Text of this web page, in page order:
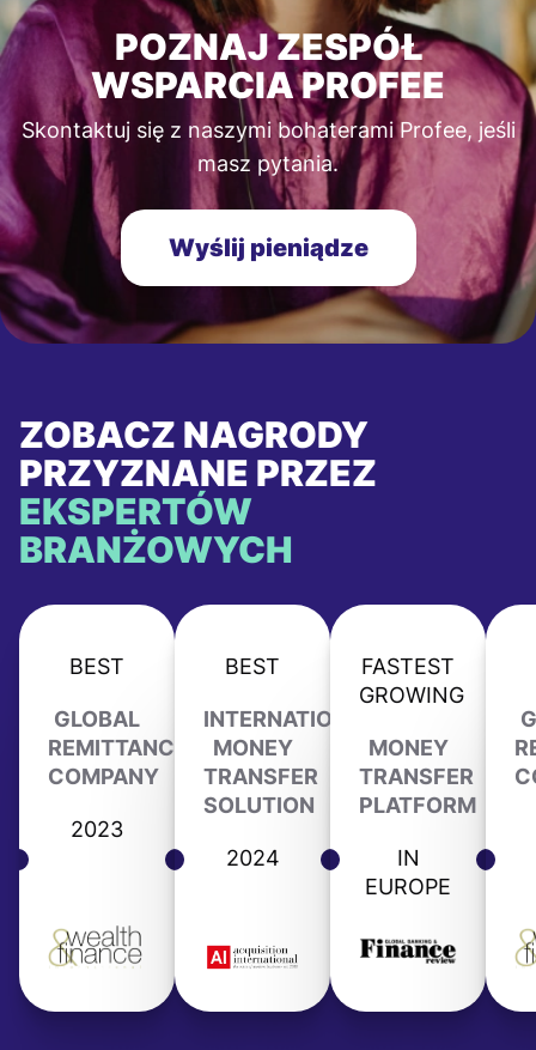
POZNAJ ZESPÓŁ
WSPARCIA PROFEE
Skontaktuj się z naszymi bohaterami Profee, jeśli
masz pytania.
Wyślij pieniądze
ZOBACZ NAGRODY
PRZYZNANE PRZEZ
EKSPERTÓW
BRANŻOWYCH
BEST
GLOBAL
REMITTANCE
COMPANY
2023
BEST
INTERNATIONAL
MONEY
TRANSFER
SOLUTION
2024
FASTEST
GROWING
MONEY
TRANSFER
PLATFORM
IN
EUROPE